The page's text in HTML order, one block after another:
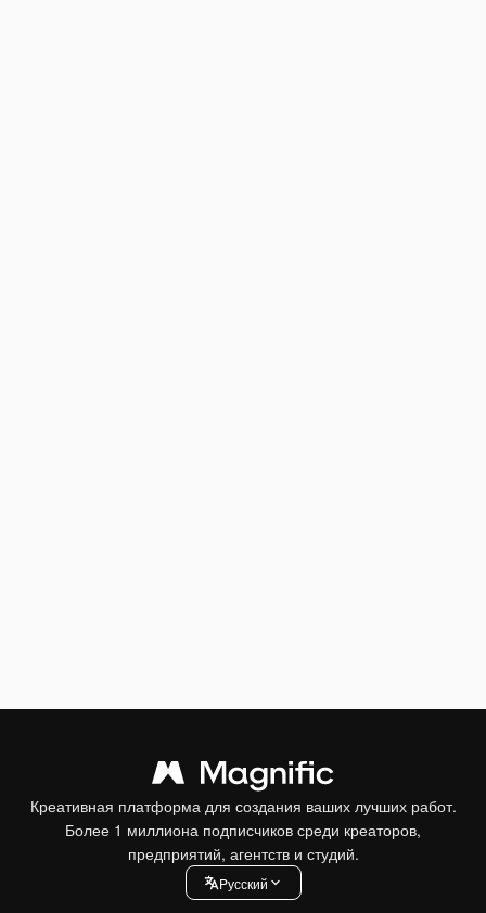
Креативная платформа для создания ваших лучших работ.
Более 1 миллиона подписчиков среди креаторов,
предприятий, агентств и студий.
Pусский